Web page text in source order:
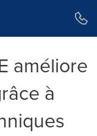
améliore
à